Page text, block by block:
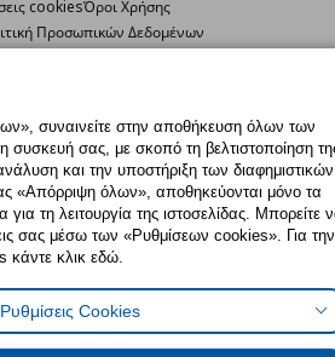
cookiesΌροι Χρήσης
Προσωπικών Δεδομένων
Δεοντολογίας
Systems B.V. 1999 - 2025
συναινείτε στην αποθήκευση όλων των
συσκευή σας, με σκοπό τη βελτιστοποίηση
και την υποστήριξη των διαφημιστικών
«Απόρριψη όλων», αποθηκεύονται μόνο τα
τη λειτουργία της ιστοσελίδας. Μπορείτε
σας μέσω των «Ρυθμίσεων cookies». Για την
κάντε κλικ εδώ.
Ρυθμίσεις Cookies